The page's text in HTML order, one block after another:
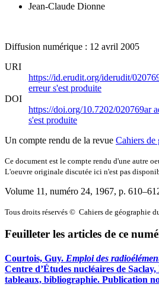
Jean-Claude Dionne
Diffusion numérique : 12 avril 2005
URI
https://id.erudit.org/iderudit/
erreur s'est produite
DOI
https://doi.org/10.7202/020769ar
s'est produite
Un compte rendu de la revue Cahiers de
Ce document est le compte rendu d'une autre
L'oeuvre originale discutée ici n'est pas
Volume 11, numéro 24, 1967, p.
Tous droits réservés © Cahiers de géographie
Feuilleter les articles de ce
Courtois, Guy. Emploi des
Centre d’Études nucléaires de
tableaux, bibliographie. Publication